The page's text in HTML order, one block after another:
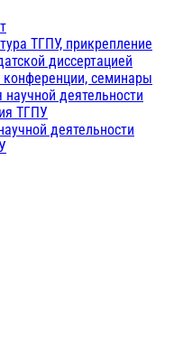
ТГПУ, прикрепление
диссертацией
семинары
деятельности
ТГПУ
деятельности